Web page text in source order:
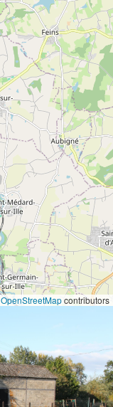
OpenStreetMapcontributors